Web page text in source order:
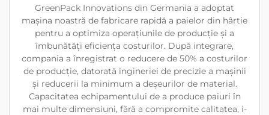
GreenPack Innovations din Germania a adoptat
mașina noastră de fabricare rapidă a paielor din hârtie
pentru a optimiza operațiunile de producție și a
îmbunătăți eficiența costurilor. După integrare,
compania a înregistrat o reducere de 50% a costurilor
de producție, datorată ingineriei de precizie a mașinii
și reducerii la minimum a deșeurilor de material.
Capacitatea echipamentului de a produce paiuri în
mai multe dimensiuni, fără a compromite calitatea, i-